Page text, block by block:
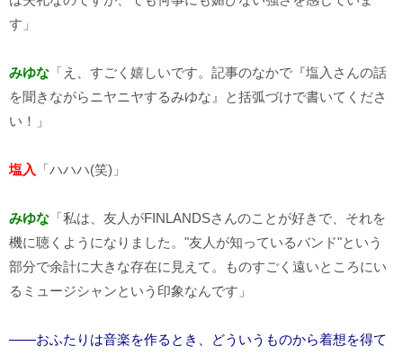
す」
みゆな 「え、すごく嬉しいです。記事のなかで『塩入さんの話
を聞きながらニヤニヤするみゆな』と括弧づけで書いてくださ
い！」
塩入 「ハハハ(笑)」
みゆな 「私は、友人がFINLANDSさんのことが好きで、それを
機に聴くようになりました。"友人が知っているバンド"という
部分で余計に大きな存在に見えて。ものすごく遠いところにい
るミュージシャンという印象なんです」
――おふたりは音楽を作るとき、どういうものから着想を得て